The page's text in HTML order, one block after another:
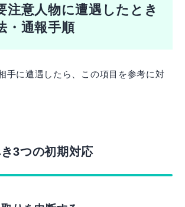
注意人物に遭遇したとき
・通報手順
手に遭遇したら、この項目を参考に対
3つの初期対応